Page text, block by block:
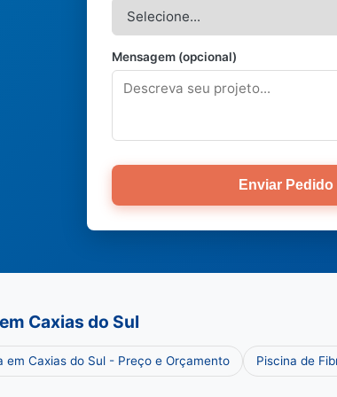
Mensagem (opcional)
Enviar
Caxias do Sul
em Caxias do Sul - Preço e Orçamento Piscina de